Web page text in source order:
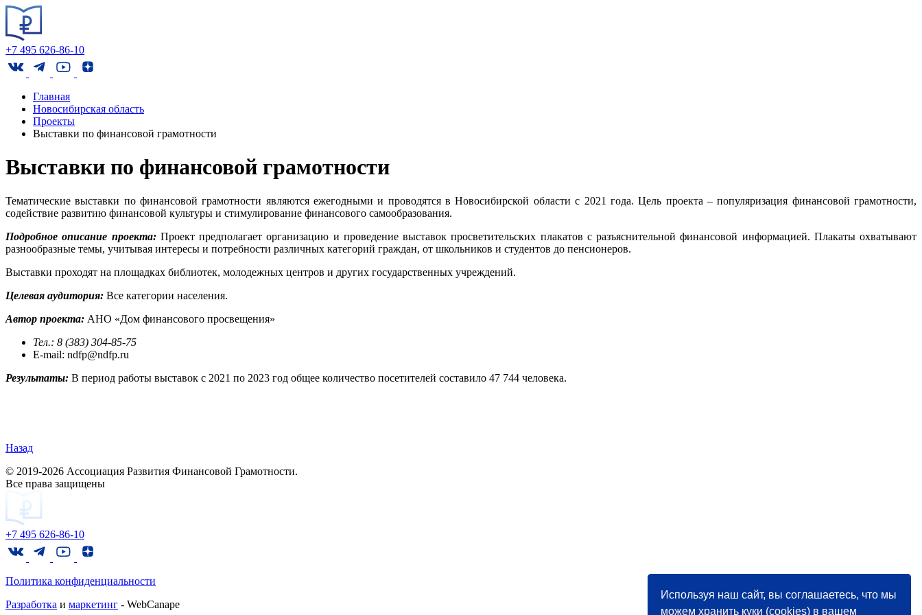
Используя наш сайт, вы соглашаетесь, что мы
можем хранить куки (cookies) в вашем
+7 495 626-86-10
Главная
Новосибирская область
Проекты
Выставки по финансовой грамотности
Выставки по финансовой грамотности
Тематические выставки по финансовой грамотности являются ежегодными и проводятся в Новосибирской области с 2021 года. Цель проекта – популяризация финансовой грамотности,
содействие развитию финансовой культуры и стимулирование финансового самообразования.
Подробное описание проекта: Проект предполагает организацию и проведение выставок просветительских плакатов с разъяснительной финансовой информацией. Плакаты охватывают
разнообразные темы, учитывая интересы и потребности различных категорий граждан, от школьников и студентов до пенсионеров.
Выставки проходят на площадках библиотек, молодежных центров и других государственных учреждений.
Целевая аудитория: Все категории населения.
Автор проекта: АНО «Дом финансового просвещения»
Тел.: 8 (383) 304-85-75
E-mail: ndfp@ndfp.ru
Результаты: В период работы выставок с 2021 по 2023 год общее количество посетителей составило 47 744 человека.
Назад
© 2019-2026 Ассоциация Развития Финансовой Грамотности.
Все права защищены
+7 495 626-86-10
Политика конфиденциальности
Разработка и маркетинг - WebCanape